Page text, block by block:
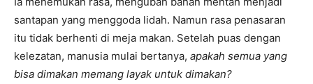
santapan yang menggoda lidah. Namun rasa penasaran
itu tidak berhenti di meja makan. Setelah puas dengan
kelezatan, manusia mulai bertanya, apakah semua yang
bisa dimakan memang layak untuk dimakan?